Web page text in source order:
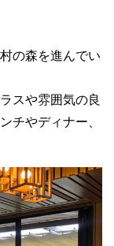
の森を進んでい
スや雰囲気の良
チやディナー、